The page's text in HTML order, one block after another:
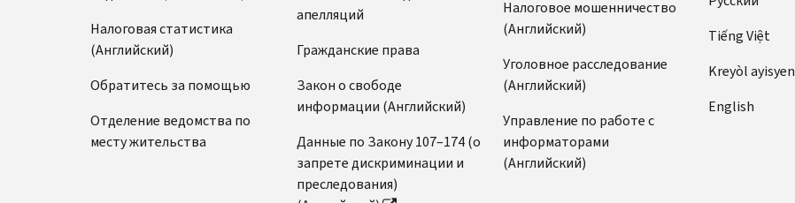
Налоговая статистика
(Английский)
Обратитесь за помощью
Отделение ведомства по
месту жительства
апелляций
Гражданские права
Закон о свободе
информации (Английский)
Данные по Закону 107–174 (о
запрете дискриминации и
преследования)
Налоговое мошенничество
(Английский)
Уголовное расследование
(Английский)
Управление по работе с
информаторами
(Английский)
Tiếng Việt
Kreyòl ayisyen
English